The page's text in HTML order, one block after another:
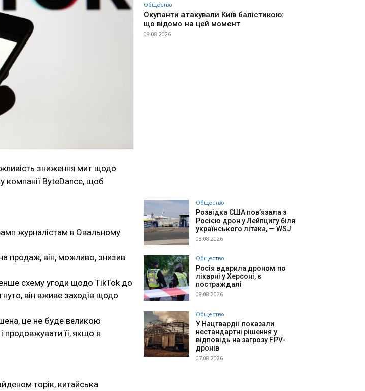
зниження мит щодо
компанії ByteDance, щоб
журналістам в Овальному
продаж, він, можливо, знизив
схему угоди щодо TikTok до
він вживе заходів щодо
це не буде великою
її, якщо я
торік, китайська
Общество
Окупанти атакували Київ балістикою:
що відомо на цей момент
08.08.2026
Общество
Розвідка США пов’язала з
Росією дрон у Лейпцигу біля
українського літака, — WSJ
08.08.2026
Общество
Росія вдарила дроном по
лікарні у Херсоні, є
постраждалі
08.08.2026
Общество
У Нацгвардії показали
нестандартні рішення у
відповідь на загрозу FPV-
дронів
07.08.2026